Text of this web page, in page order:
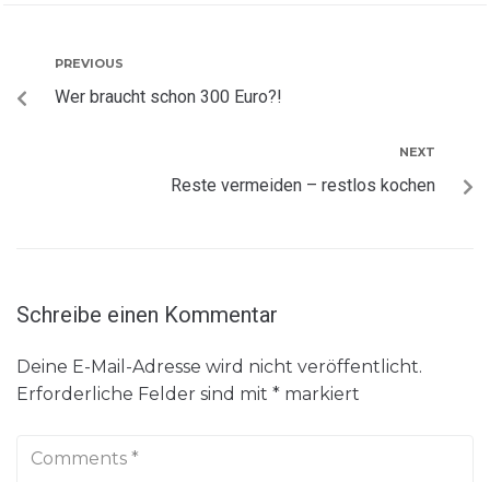
PREVIOUS
Wer braucht schon 300 Euro?!
NEXT
Reste vermeiden – restlos kochen
Schreibe einen Kommentar
Deine E-Mail-Adresse wird nicht veröffentlicht.
Erforderliche Felder sind mit * markiert